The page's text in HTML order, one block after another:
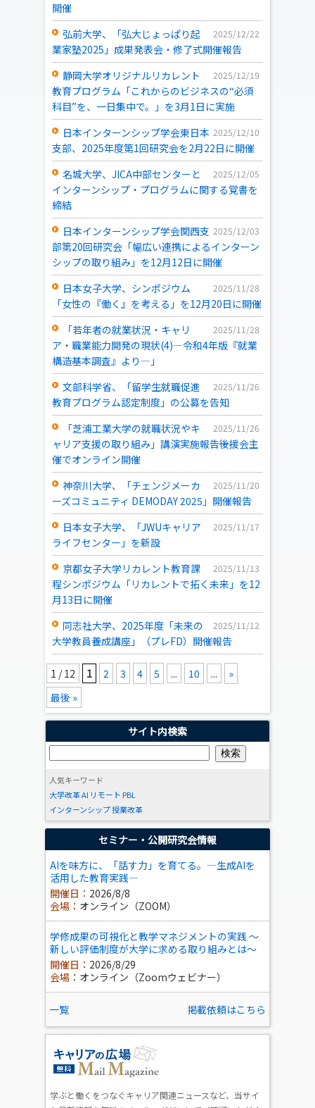
開催
2025/12/22
弘前大学、「弘大じょっぱり起
業家塾2025」成果発表会・修了式開催報告
2025/12/19
静岡大学オリジナルリカレント
教育プログラム「これからのビジネスの“必須
科目”を、一日集中で。」を3月1日に実施
2025/12/10
日本インターンシップ学会東日本
支部、2025年度第1回研究会を2月22日に開催
2025/12/05
名城大学、JICA中部センターと
インターンシップ・プログラムに関する覚書を
締結
2025/12/03
日本インターンシップ学会関西支
部第20回研究会「幅広い連携によるインターン
シップの取り組み」を12月12日に開催
2025/11/28
日本女子大学、シンポジウム
「女性の『働く』を考える」を12月20日に開催
2025/11/28
「若年者の就業状況・キャリ
ア・職業能力開発の現状(4)―令和4年版『就業
構造基本調査』より―」
2025/11/26
文部科学省、「留学生就職促進
教育プログラム認定制度」の公募を告知
2025/11/26
「芝浦工業大学の就職状況やキ
ャリア支援の取り組み」講演実施報告――後援会主
催でオンライン開催
2025/11/20
神奈川大学、「チェンジメーカ
ーズコミュニティ DEMODAY 2025」開催報告
2025/11/17
日本女子大学、「JWUキャリア
ライフセンター」を新設
2025/11/13
京都女子大学リカレント教育課
程シンポジウム「リカレントで拓く未来」を12
月13日に開催
2025/11/12
同志社大学、2025年度「未来の
大学教員養成講座」（プレFD）開催報告
1 / 12 1 2 3 4 5 ... 10 ...
»
最後 »
サイト内検索
人気キーワード
大学改革AI リモート PBL
インターンシップ授業改革
セミナー・公開研究会情報
AIを味方に、「話す力」を育てる。―生成AIを
活用した教育実践―
開催日： 2026/8/8
会場： オンライン（ZOOM）
学修成果の可視化と教学マネジメントの実践 ～
新しい評価制度が大学に求める取り組みとは～
開催日： 2026/8/29
会場： オンライン（Zoomウェビナー）
一覧 掲載依頼はこちら
学ぶと働くをつなぐキャリア関連ニュースなど、当サイ